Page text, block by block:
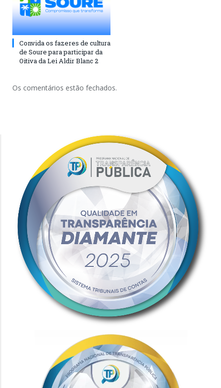
Convida os fazeres de cultura
de Soure para participar da
Oitiva da Lei Aldir Blanc 2
Os comentários estão fechados.